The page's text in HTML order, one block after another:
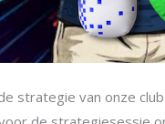
strategie van onze club